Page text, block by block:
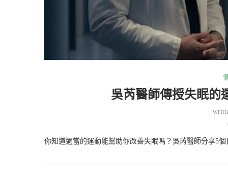
吳芮醫師傳授失眠的
你知道適當的運動能幫助你改善失眠嗎？吳芮醫師分享5